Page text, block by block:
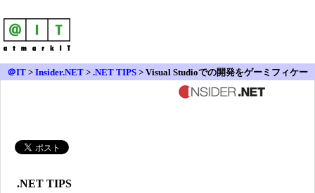
＠IT > Insider.NET > .NET TIPS > Visual Studioでの開発をゲーミフィケー
.NET TIPS